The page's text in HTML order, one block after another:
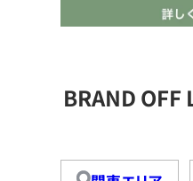
BRAND